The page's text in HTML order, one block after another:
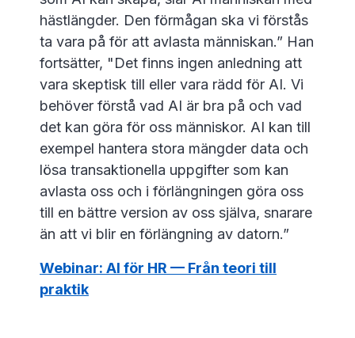
hästlängder. Den förmågan ska vi förstås
ta vara på för att avlasta människan.” Han
fortsätter, "Det finns ingen anledning att
vara skeptisk till eller vara rädd för AI. Vi
behöver förstå vad AI är bra på och vad
det kan göra för oss människor. AI kan till
exempel hantera stora mängder data och
lösa transaktionella uppgifter som kan
avlasta oss och i förlängningen göra oss
till en bättre version av oss själva, snarare
än att vi blir en förlängning av datorn.”
Webinar: AI för HR — Från teori till
praktik